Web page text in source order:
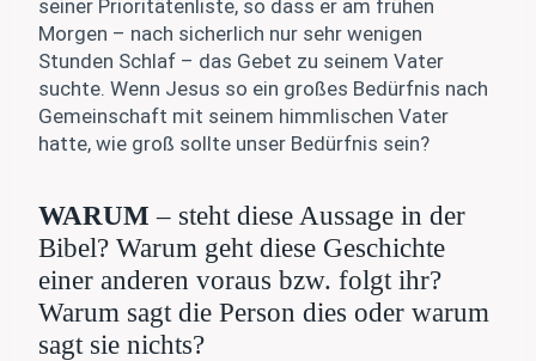
seiner Prioritätenliste, so dass er am frühen
Morgen – nach sicherlich nur sehr wenigen
Stunden Schlaf – das Gebet zu seinem Vater
suchte. Wenn Jesus so ein großes Bedürfnis nach
Gemeinschaft mit seinem himmlischen Vater
hatte, wie groß sollte unser Bedürfnis sein?
WARUM– steht diese Aussage in der
Bibel? Warum geht diese Geschichte
einer anderen voraus bzw. folgt ihr?
Warum sagt die Person dies oder warum
sagt sie nichts?